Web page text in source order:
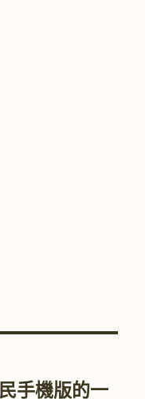
手機版的一